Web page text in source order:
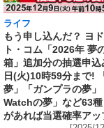
ライフ
もう申し込んだ？ ヨ
ト・コム「2026年 夢
箱」追加分の抽選申込
日(火)10時59分まで!
夢」「ガンプラの夢
Watchの夢」など63
があれば当選確率アッ